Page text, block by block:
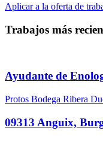
Aplicar a la oferta de
Trabajos más
Ayudante de
Protos Bodega Ribera
09313 Anguix,